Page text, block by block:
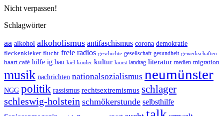
Nicht verpassen!
Schlagwörter
aa alkohol alkoholismus antifaschismus corona demokratie
fleckenkieker flucht freie radios geschichte gesellschaft gesundheit gewerkschaften
haart café hilfe ig bau kiel kinder kultur kunst landtag literatur medien migration
musik nachrichten nationalsozialismus neumünster
NGG politik rassismus rechtsextremismus schlager
schleswig-holstein schmökerstunde selbsthilfe